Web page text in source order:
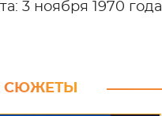
3 ноября 1970 года
СЮЖЕТЫ